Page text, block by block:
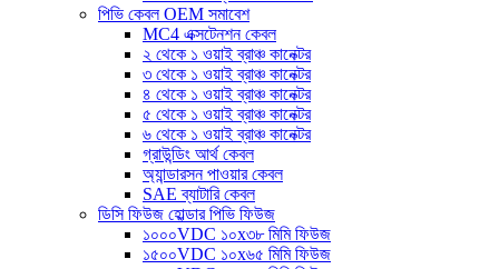
পিভি কেবল OEM সমাবেশ
MC4 এক্সটেনশন কেবল
২ থেকে ১ ওয়াই ব্রাঞ্চ কানেক্টর
৩ থেকে ১ ওয়াই ব্রাঞ্চ কানেক্টর
৪ থেকে ১ ওয়াই ব্রাঞ্চ কানেক্টর
৫ থেকে ১ ওয়াই ব্রাঞ্চ কানেক্টর
৬ থেকে ১ ওয়াই ব্রাঞ্চ কানেক্টর
গ্রাউন্ডিং আর্থ কেবল
অ্যান্ডারসন পাওয়ার কেবল
SAE ব্যাটারি কেবল
ডিসি ফিউজ হোল্ডার পিভি ফিউজ
১০০০VDC ১০x৩৮ মিমি ফিউজ
১৫০০VDC ১০x৬৫ মিমি ফিউজ